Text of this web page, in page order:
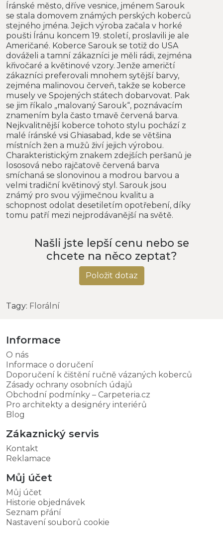
Íránské město, dříve vesnice, jménem Sarouk
se stala domovem známých perských koberců
stejného jména. Jejich výroba začala v horké
poušti Íránu koncem 19. století, proslavili je ale
Američané. Koberce Sarouk se totiž do USA
dováželi a tamní zákazníci je měli rádi, zejména
křivočaré a květinové vzory. Jenže američtí
zákazníci preferovali mnohem sytější barvy,
zejména malinovou červeň, takže se koberce
musely ve Spojených státech dobarvovat. Pak
se jim říkalo „malovaný Sarouk“, poznávacím
znamením byla často tmavě červená barva.
Nejkvalitnější koberce tohoto stylu pochází z
malé íránské vsi Ghiasabad, kde se většina
místních žen a mužů živí jejich výrobou.
Charakteristickým znakem zdejších peršanů je
lososová nebo rajčatově červená barva
smíchaná se slonovinou a modrou barvou a
velmi tradiční květinový styl. Sarouk jsou
známý pro svou výjimečnou kvalitu a
schopnost odolat desetiletím opotřebení, díky
tomu patří mezi nejprodávanější na světě.
Našli jste lepší cenu nebo se
chcete na něco zeptat?
Položit dotaz
Tagy: Florální
Informace
O nás
Informace o doručení
Doporučení k čištění ručně vázaných koberců
Zásady ochrany osobních údajů
Obchodní podmínky – Carpeteria.cz
Pro architekty a designéry interiérů
Blog
Zákaznický servis
Kontakt
Reklamace
Můj účet
Můj účet
Historie objednávek
Seznam přání
Nastavení souborů cookie